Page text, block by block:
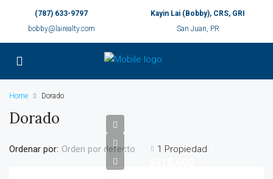
(787) 633-9797
bobby@lairealty.com
Kayin Lai (Bobby), CRS, GRI
San Juan, PR
Home Dorado
Dorado
1 Propiedad
Ordenar por: Orden por defecto